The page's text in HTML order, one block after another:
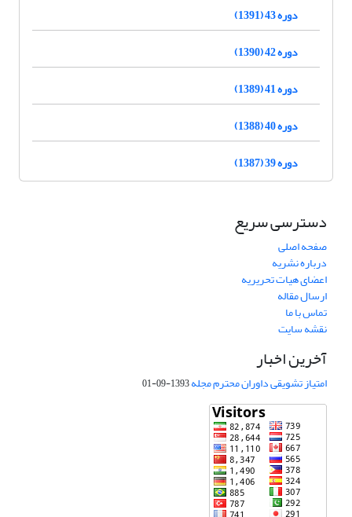
دوره 43 (1391)
دوره 42 (1390)
دوره 41 (1389)
دوره 40 (1388)
دوره 39 (1387)
دسترسی سریع
صفحه اصلی
درباره نشریه
اعضای هیات تحریریه
ارسال مقاله
تماس با ما
نقشه سایت
آخرین اخبار
امتیاز تشویقی داوران محترم مجله1393-09-01